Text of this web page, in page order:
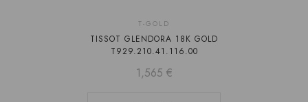
Laikinai
neturime
T-GOLD
TISSOT GLENDORA 18K GOLD
T929.210.41.116.00
1,565 €